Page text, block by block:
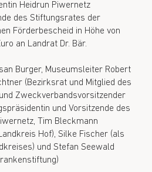
Heidrun Piwernetz
des Stiftungsrates der
Förderbescheid in Höhe von
an Landrat Dr. Bär.
Burger, Museumsleiter Robert
(Bezirksrat und Mitglied des
Zweckverbandsvorsitzender
und Vorsitzende des
Tim Bleckmann
Hof), Silke Fischer (als
und Stefan Seewald